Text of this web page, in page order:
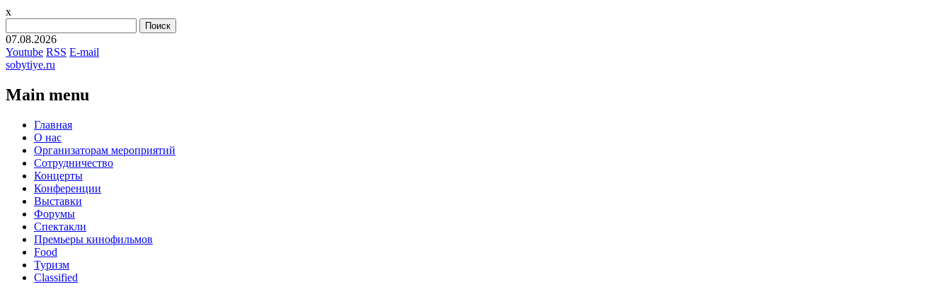
x
07.08.2026
Youtube RSS E-mail
sobytiye.ru
Main menu
Skip
content
Главная
О нас
Организаторам мероприятий
Сотрудничество
Концерты
Конференции
Выставки
Форумы
Спектакли
Премьеры кинофильмов
Food
Туризм
Сlassified